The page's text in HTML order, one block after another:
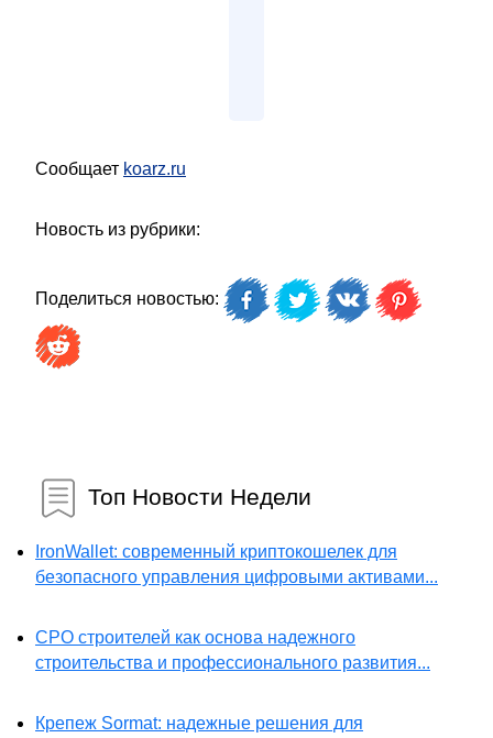
Сообщает koarz.ru
Новость из рубрики:
Поделиться новостью:
Топ Новости Недели
IronWallet: современный криптокошелек для
безопасного управления цифровыми активами...
СРО строителей как основа надежного
строительства и профессионального развития...
Крепеж Sormat: надежные решения для